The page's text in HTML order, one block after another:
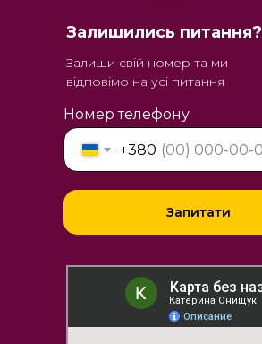
Номер телефону
+380
Запитати
Залишились питання?
Залиши свій номер та ми
відповімо на усі питання